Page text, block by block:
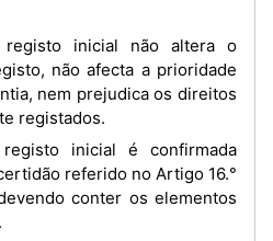
não afecta a prioridade
nem prejudica os direitos
registados.
referido no Artigo 16.°
conter os elementos